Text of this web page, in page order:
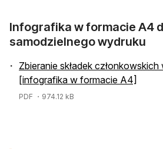
Infografika w formacie A4
samodzielnego wydruku
Zbieranie składek
[infografika w formacie A4]
PDF ・974.12 kB